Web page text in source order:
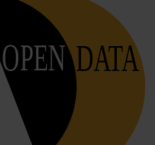
OPEN DATA